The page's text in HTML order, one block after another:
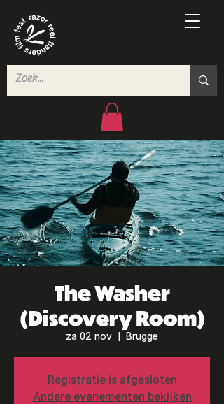
The Washer
(Discovery Room)
za 02 nov Brugge
Registratie is afgesloten
Andere evenementen bekijken